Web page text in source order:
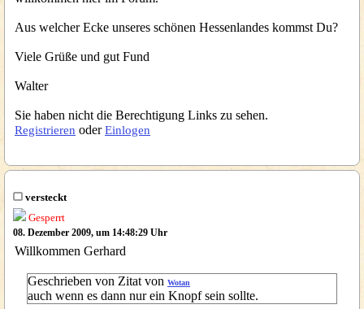
Aus welcher Ecke unseres schönen Hessenlandes kommst Du?
Viele Grüße und gut Fund
Walter
Sie haben nicht die Berechtigung Links zu sehen.
Registrieren oderEinlogen
versteckt
Gesperrt
08. Dezember 2009, um 14:48:29 Uhr
Willkommen Gerhard
Geschrieben von Zitat von Wotan
auch wenn es dann nur ein Knopf sein sollte.